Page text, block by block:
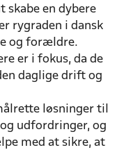
skabe en dybere
rygraden i dansk
og forældre.
er i fokus, da de
daglige drift og
løsninger til
udfordringer, og
med at sikre, at